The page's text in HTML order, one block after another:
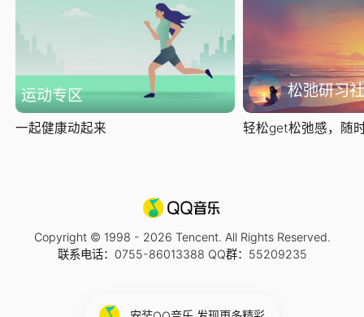
运动专区
一起健康动起来
松弛研习社
轻松get松弛感，随
Copyright © 1998 - 2026 Tencent. All Rights Reserved.
联系电话：0755-86013388 QQ群：55209235